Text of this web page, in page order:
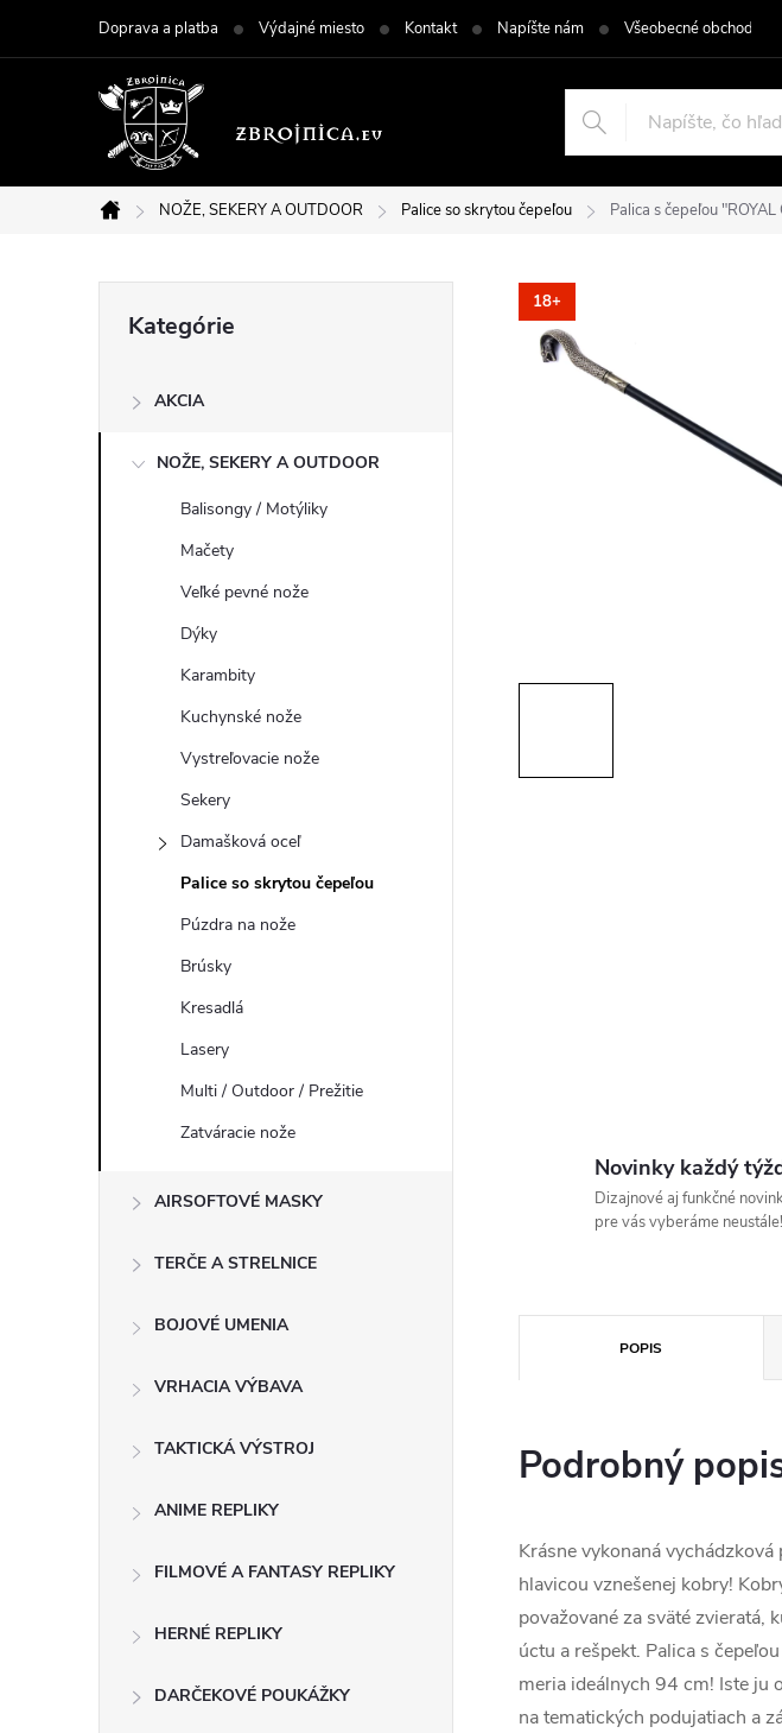
Doprava a platba Výdajné miesto Kontakt Napíšte nám Všeobecné obchodné
Domov
NOŽE, SEKERY A OUTDOOR Palice so skrytou čepeľou Palica s čepeľou
č
kategórie
Kategórie
AKCIA
NOŽE, SEKERY A OUTDOOR
Balisongy / Motýliky
Mačety
Veľké pevné nože
Dýky
Karambity
Kuchynské nože
Vystreľovacie nože
Sekery
Damašková oceľ
Palice so skrytou čepeľou
Púzdra na nože
Brúsky
Kresadlá
Lasery
Multi / Outdoor / Prežitie
Zatváracie nože
AIRSOFTOVÉ MASKY
TERČE A STRELNICE
BOJOVÉ UMENIA
VRHACIA VÝBAVA
TAKTICKÁ VÝSTROJ
ANIME REPLIKY
FILMOVÉ A FANTASY REPLIKY
HERNÉ REPLIKY
DARČEKOVÉ POUKÁŽKY
18+
Novinky každý
Dizajnové aj funkčné
pre vás vyberáme neustále!
POPIS
Podrobný
Krásne vykonaná vychádzková
hlavicou vznešenej kobry!
považované za sväté zvieratá,
úctu a rešpekt. Palica s
meria ideálnych 94 cm! Iste ju
na tematických podujatiach a